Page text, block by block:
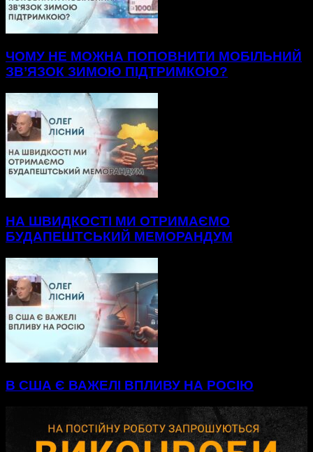
ЧОМУ НЕ МОЖНА ПОПОВНИТИ МОБІЛЬНИЙ
ЗВ’ЯЗОК ЗИМОЮ ПІДТРИМКОЮ?
НА ШВИДКОСТІ МИ ОТРИМАЄМО
БУДАПЕШТСЬКИЙ МЕМОРАНДУМ
В США Є ВАЖЕЛІ ВПЛИВУ НА РОСІЮ